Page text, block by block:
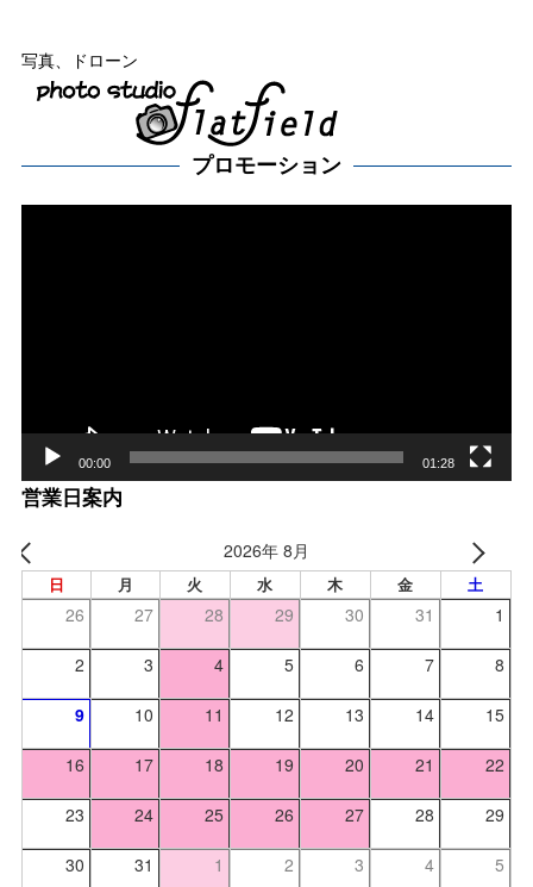
写真、ドローン
プロモーション
00:00 01:28
営業日案内
2026年 8月
日 月 火 水 木 金 土
26 27 28 29 30 31 1
2 3 4 5 6 7 8
9 10 11 12 13 14 15
16 17 18 19 20 21 22
23 24 25 26 27 28 29
30 31 1 2 3 4 5